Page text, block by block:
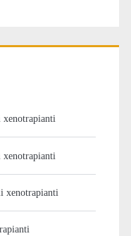
xenotrapianti
xenotrapianti
xenotrapianti